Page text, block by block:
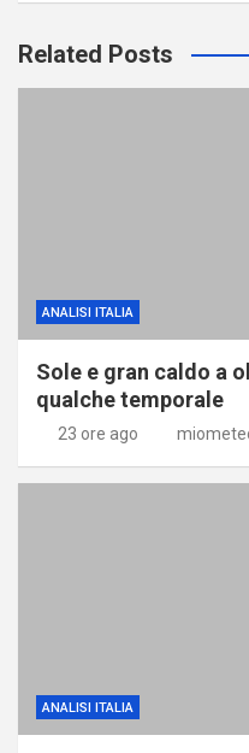
Related Posts
ANALISI ITALIA
Sole e gran caldo a
qualche temporale
23 ore ago
ANALISI ITALIA